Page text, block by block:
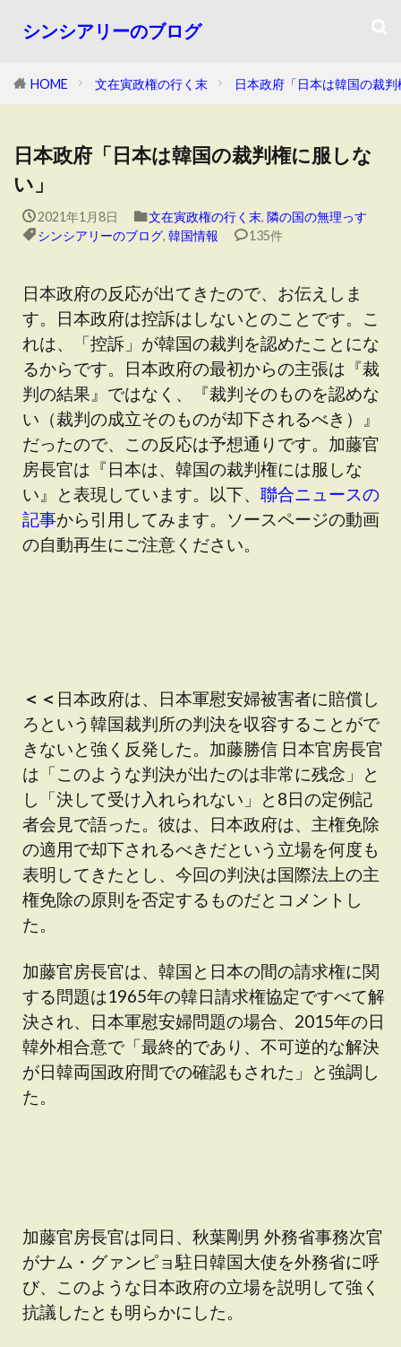
シンシアリーのブログ
HOME 文在寅政権の行く末 日本政府「日本は韓国の裁
日本政府「日本は韓国の裁判権に服しな
い」
2021年1月8日 文在寅政権の行く末, 隣の国の無理っす
シンシアリーのブログ, 韓国情報 135件
日本政府の反応が出てきたので、お伝えしま
す。日本政府は控訴はしないとのことです。こ
れは、「控訴」が韓国の裁判を認めたことにな
るからです。日本政府の最初からの主張は『裁
判の結果』ではなく、『裁判そのものを認めな
い（裁判の成立そのものが却下されるべき）』
だったので、この反応は予想通りです。加藤官
房長官は『日本は、韓国の裁判権には服しな
い』と表現しています。以下、 聯合ニュースの
記事から引用してみます。ソースページの動画
の自動再生にご注意ください。
＜＜ 日本政府は、日本軍慰安婦被害者に賠償し
ろという韓国裁判所の判決を収容することがで
きないと強く反発した。加藤勝信 日本官房長官
は「このような判決が出たのは非常に残念」と
し「決して受け入れられない」と8日の定例記
者会見で語った。彼は、日本政府は、主権免除
の適用で却下されるべきだという立場を何度も
表明してきたとし、今回の判決は国際法上の主
権免除の原則を否定するものだとコメントし
た。
加藤官房長官は、韓国と日本の間の請求権に関
する問題は1965年の韓日請求権協定ですべて解
決され、日本軍慰安婦問題の場合、2015年の日
韓外相合意で「最終的であり、不可逆的な解決
が日韓両国政府間での確認もされた」と強調し
た。
加藤官房長官は同日、秋葉剛男 外務省事務次官
がナム・グァンピョ駐日韓国大使を外務省に呼
び、このような日本政府の立場を説明して強く
抗議したとも明らかにした。